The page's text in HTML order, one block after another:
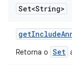
Set<String>
getInclude
Retorna o Set